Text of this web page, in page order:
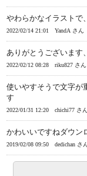
やわらかなイラストで
2022/02/14 21:01 YandA さん
ありがとうございます
2022/02/12 08:28 riku827 さん
使いやすそうで文字が
す
2022/01/31 12:20 chichi77 さん
かわいいですねダウン
2019/02/08 09:50 dedichan さ